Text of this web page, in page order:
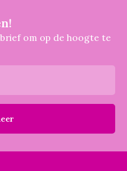
om op de hoogte te